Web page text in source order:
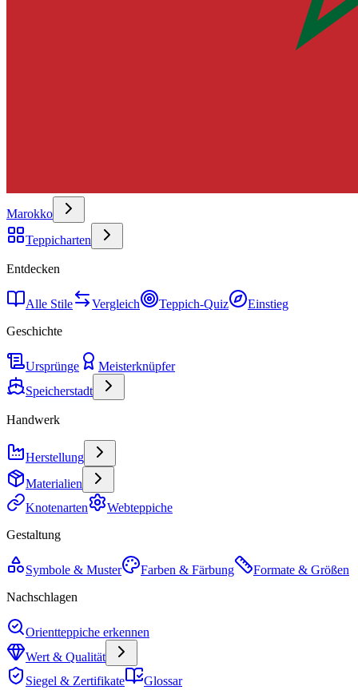
Marokko
Teppicharten
Entdecken
Alle Stile Vergleich Teppich-Quiz
Einstieg
Geschichte
Ursprünge
Meisterknüpfer
Speicherstadt
Handwerk
Herstellung
Materialien
Knotenarten
Webteppiche
Gestaltung
Symbole & Muster Farben & Färbung
Formate & Größen
Nachschlagen
Orientteppiche erkennen
Wert & Qualität
Siegel & Zertifikate
Glossar